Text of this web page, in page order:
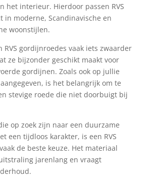
het interieur. Hierdoor passen RVS
in moderne, Scandinavische en
woonstijlen.
RVS gordijnroedes vaak iets zwaarder
ze bijzonder geschikt maakt voor
gordijnen. Zoals ook op jullie
is het belangrijk om te
stevige roede die niet doorbuigt bij
op zoek zijn naar een duurzame
een tijdloos karakter, is een RVS
de beste keuze. Het materiaal
jarenlang en vraagt